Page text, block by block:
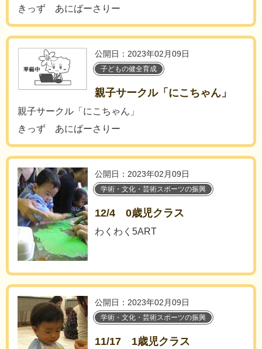
きっず あにばーさりー
公開日：2023年02月09日
子どもの健全育成
親子サークル「にこちゃん」
親子サークル「にこちゃん」
きっず あにばーさりー
公開日：2023年02月09日
学術・文化・芸術スポーツの振興
12/4 0歳児クラス
わくわく5ART
公開日：2023年02月09日
学術・文化・芸術スポーツの振興
11/17 1歳児クラス